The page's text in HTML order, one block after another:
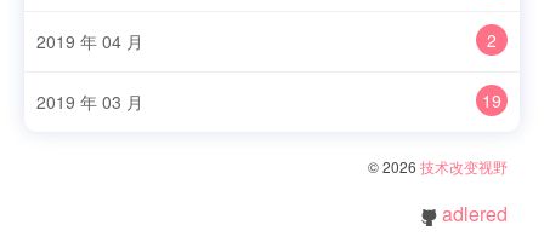
2019 年 04 月 2
2019 年 03 月 19
© 2026 技术改变视野
adlered